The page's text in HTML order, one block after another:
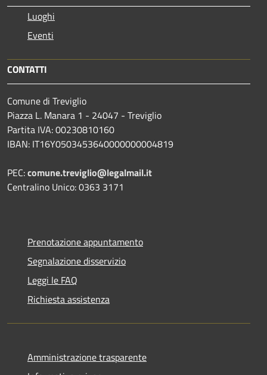
Luoghi
Eventi
CONTATTI
Comune di Treviglio
Piazza L. Manara 1 - 24047 - Treviglio
Partita IVA: 00230810160
IBAN: IT16Y0503453640000000004819
PEC:comune.treviglio@legalmail.it
Centralino Unico: 0363 3171
Prenotazione appuntamento
Segnalazione disservizio
Leggi le FAQ
Richiesta assistenza
Amministrazione trasparente